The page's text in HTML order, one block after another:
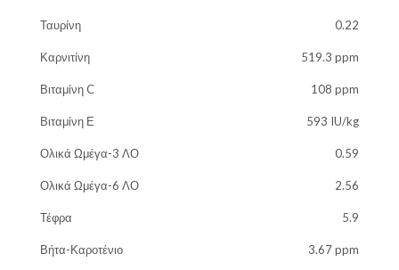
Ταυρίνη 0.22
Καρνιτίνη 519.3 ppm
Βιταμίνη C 108 ppm
Βιταμίνη Ε 593 IU/kg
Ολικά Ωμέγα-3 ΛΟ 0.59
Ολικά Ωμέγα-6 ΛΟ 2.56
Τέφρα 5.9
Βήτα-Καροτένιο 3.67 ppm